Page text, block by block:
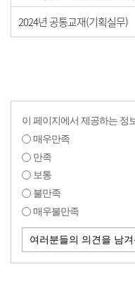
2024년 공통교재(기획실무)
이 페이지에서 제공하는 정
매우만족
만족
보통
불만족
매우불만족